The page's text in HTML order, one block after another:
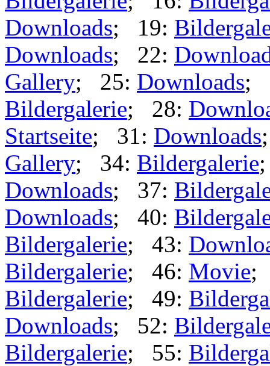
Downloads; 19:
Downloads; 22:
Gallery; 25: Downloads;
Bildergalerie; 28:
Startseite; 31: Downloads
Gallery; 34: Bildergalerie
Downloads; 37:
Downloads; 40:
Bildergalerie; 43:
Bildergalerie; 46: Movie;
Bildergalerie; 49:
Downloads; 52:
Bildergalerie; 55: